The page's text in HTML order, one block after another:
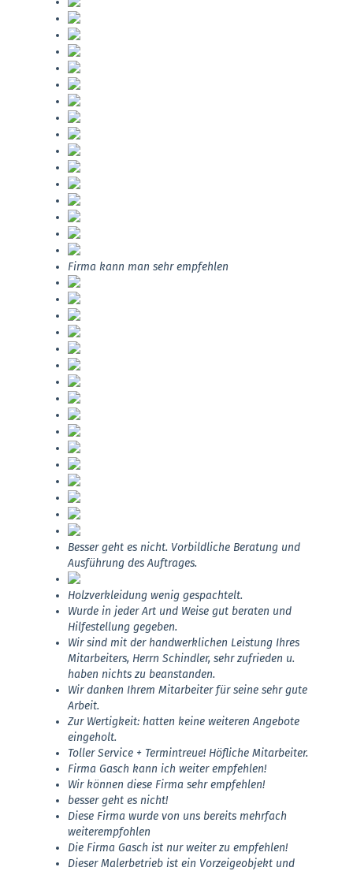
Firma kann man sehr empfehlen
Besser geht es nicht. Vorbildliche Beratung und
Ausführung des Auftrages.
Holzverkleidung wenig gespachtelt.
Wurde in jeder Art und Weise gut beraten und
Hilfestellung gegeben.
Wir sind mit der handwerklichen Leistung Ihres
Mitarbeiters, Herrn Schindler, sehr zufrieden u.
haben nichts zu beanstanden.
Wir danken Ihrem Mitarbeiter für seine sehr gute
Arbeit.
Zur Wertigkeit: hatten keine weiteren Angebote
eingeholt.
Toller Service + Termintreue! Höfliche Mitarbeiter.
Firma Gasch kann ich weiter empfehlen!
Wir können diese Firma sehr empfehlen!
besser geht es nicht!
Diese Firma wurde von uns bereits mehrfach
weiterempfohlen
Die Firma Gasch ist nur weiter zu empfehlen!
Dieser Malerbetrieb ist ein Vorzeigeobjekt und